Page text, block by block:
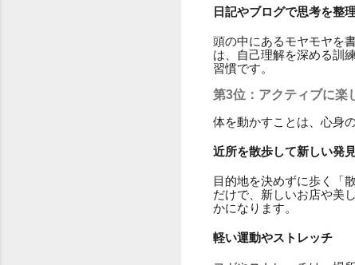
日記やブログで思考を整
頭の中にあるモヤモヤを
は、自己理解を深める訓
習慣です。
第3位：アクティブに楽
体を動かすことは、心身
近所を散歩して新しい発
目的地を決めずに歩く「
だけで、新しいお店や美
かになります。
軽い運動やストレッチ